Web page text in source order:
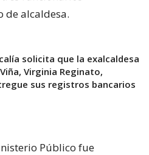
de alcaldesa.
solicita que la exalcaldesa
Virginia Reginato,
sus registros bancarios
Público fue